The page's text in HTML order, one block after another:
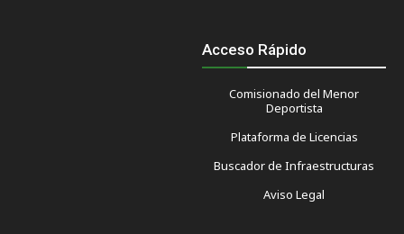
Acceso Rápido
Comisionado del Menor
Deportista
Plataforma de Licencias
Buscador de Infraestructuras
Aviso Legal